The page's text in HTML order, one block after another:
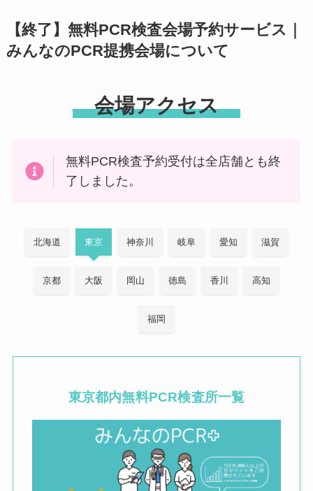
【終了】無料PCR検査会場予約サービス｜
みんなのPCR提携会場について
会場アクセス
無料PCR検査予約受付は全店舗とも終
了しました。
北海道 東京 神奈川 岐阜 愛知 滋賀
京都 大阪 岡山 徳島 香川 高知
福岡
東京都内無料PCR検査所一覧